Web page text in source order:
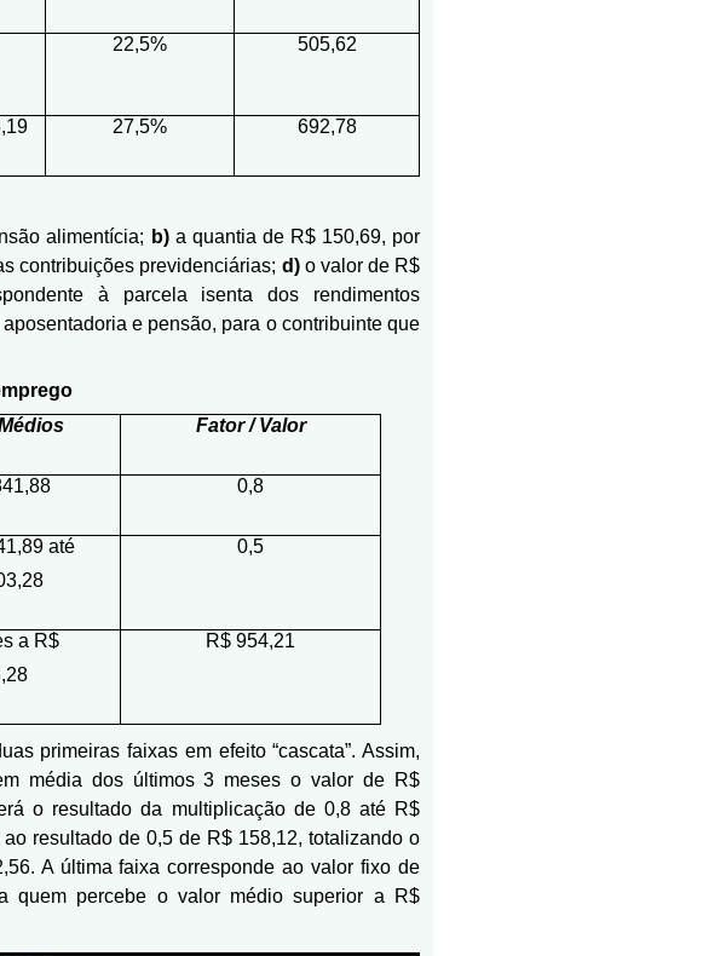
22,5% 505,62
27,5% 692,78
alimentícia; b)a quantia de R$ 150,69, por
contribuições previdenciárias; d)o valor de R$
à parcela isenta dos rendimentos
e pensão, para o contribuinte que
Fator / Valor
0,8
até
0,5
a R$
R$ 954,21
primeiras faixas em efeito “cascata”. Assim,
média dos últimos 3 meses o valor de R$
o resultado da multiplicação de 0,8 até R$
resultado de 0,5 de R$ 158,12, totalizando o
A última faixa corresponde ao valor fixo de
quem percebe o valor médio superior a R$